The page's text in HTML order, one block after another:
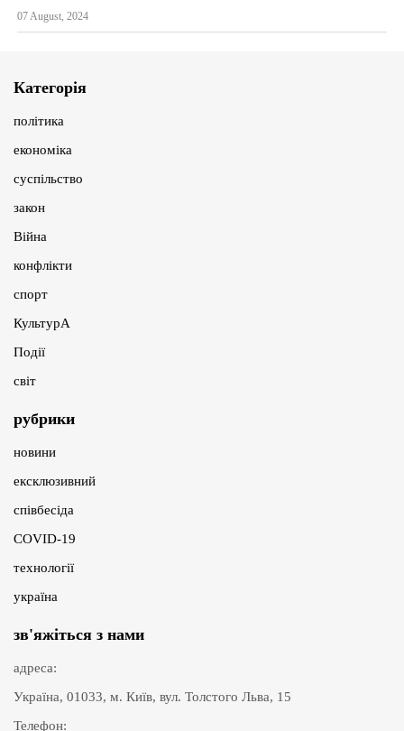
07 August, 2024
Категорія
політика
економіка
суспільство
закон
Війна
конфлікти
спорт
КультурА
Події
світ
рубрики
новини
ексклюзивний
співбесіда
COVID-19
технології
україна
зв'яжіться з нами
адреса:
Україна, 01033, м. Київ, вул. Толстого Льва, 15
Телефон: